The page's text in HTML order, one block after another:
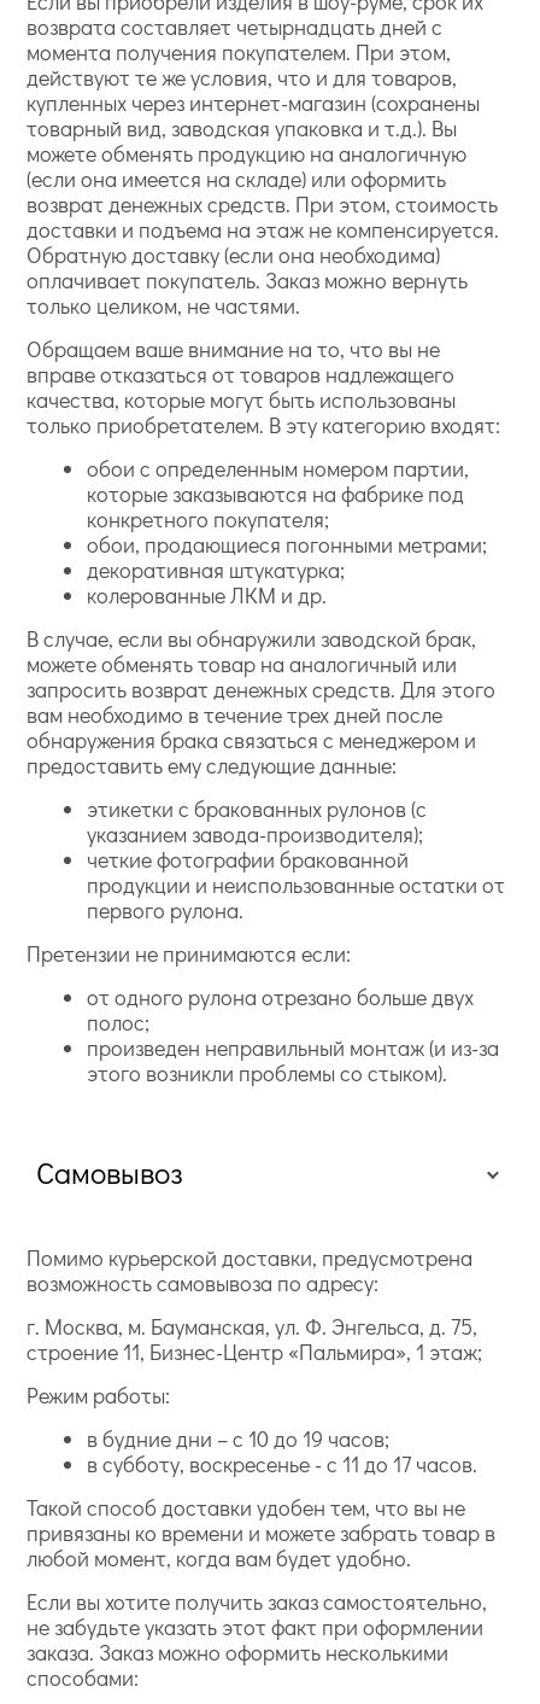
возврата составляет четырнадцать дней с
момента получения покупателем. При этом,
действуют те же условия, что и для товаров,
купленных через интернет-магазин (сохранены
товарный вид, заводская упаковка и т.д.). Вы
можете обменять продукцию на аналогичную
(если она имеется на складе) или оформить
возврат денежных средств. При этом, стоимость
доставки и подъема на этаж не компенсируется.
Обратную доставку (если она необходима)
оплачивает покупатель. Заказ можно вернуть
только целиком, не частями.
Обращаем ваше внимание на то, что вы не
вправе отказаться от товаров надлежащего
качества, которые могут быть использованы
только приобретателем. В эту категорию входят:
обои с определенным номером партии,
которые заказываются на фабрике под
конкретного покупателя;
обои, продающиеся погонными метрами;
декоративная штукатурка;
колерованные ЛКМ и др.
В случае, если вы обнаружили заводской брак,
можете обменять товар на аналогичный или
запросить возврат денежных средств. Для этого
вам необходимо в течение трех дней после
обнаружения брака связаться с менеджером и
предоставить ему следующие данные:
этикетки с бракованных рулонов (с
указанием завода-производителя);
четкие фотографии бракованной
продукции и неиспользованные остатки от
первого рулона.
Претензии не принимаются если:
от одного рулона отрезано больше двух
полос;
произведен неправильный монтаж (и из-за
этого возникли проблемы со стыком).
Самовывоз
Помимо курьерской доставки, предусмотрена
возможность самовывоза по адресу:
г. Москва, м. Бауманская, ул. Ф. Энгельса, д. 75,
строение 11, Бизнес-Центр «Пальмира», 1 этаж;
Режим работы:
в будние дни – с 10 до 19 часов;
в субботу, воскресенье - с 11 до 17 часов.
Такой способ доставки удобен тем, что вы не
привязаны ко времени и можете забрать товар в
любой момент, когда вам будет удобно.
Если вы хотите получить заказ самостоятельно,
не забудьте указать этот факт при оформлении
заказа. Заказ можно оформить несколькими
способами: